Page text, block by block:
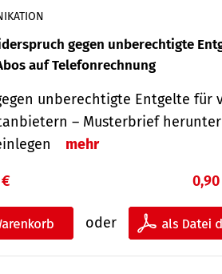
gegen unberechtigte
auf Telefonrechnung
unberechtigte Entgelte für
– Musterbrief
mehr
oder